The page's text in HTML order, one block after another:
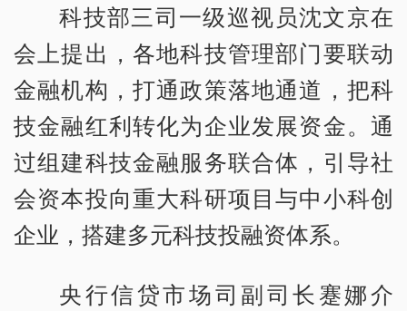
科技部三司一级巡视员沈文京在
会上提出，各地科技管理部门要联动
金融机构，打通政策落地通道，把科
技金融红利转化为企业发展资金。通
过组建科技金融服务联合体，引导社
会资本投向重大科研项目与中小科创
企业，搭建多元科技投融资体系。
央行信贷市场司副司长蹇娜介